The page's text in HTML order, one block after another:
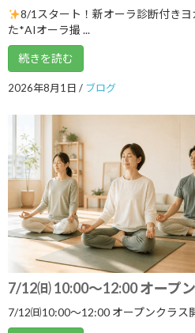
カテゴリー
日記
アーカイブ
2026年8月
2026年7月
2026年6月
2026年5月
8/1スタート！新オーラ診断付きヨ
た*AIオーラ撮 ...
続きを読む
2026年8月1日 / ブログ
7/12㈰ 10:00～12:00 オープ
7/12㈰10:00～12:00 オープンクラス